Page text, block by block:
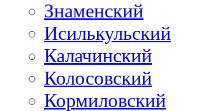
Знаменский
Исилькульский
Калачинский
Колосовский
Кормиловский